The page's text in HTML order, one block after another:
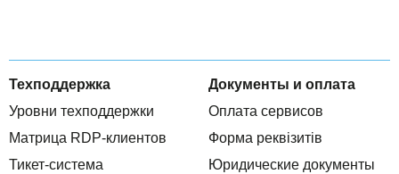
Техподдержка
Уровни техподдержки
Матрица RDP-клиентов
Тикет-система
Документы и оплата
Оплата сервисов
Форма реквізитів
Юридические документы